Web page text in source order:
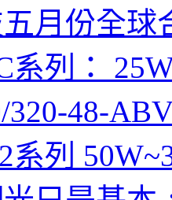
月份全球
系列：
320-48-
系列